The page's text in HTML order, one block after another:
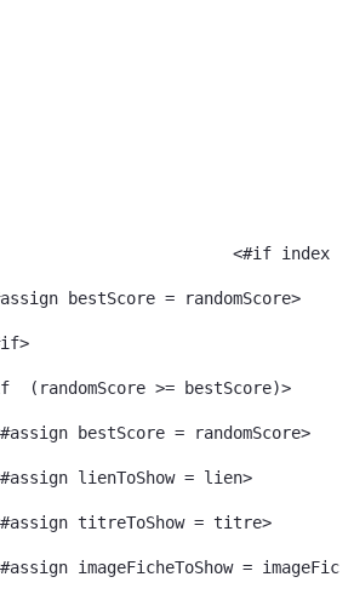
<#if index
bestScore = randomScore>
(randomScore >= bestScore)>
bestScore = randomScore>
lienToShow = lien>
titreToShow = titre>
imageFicheToShow =